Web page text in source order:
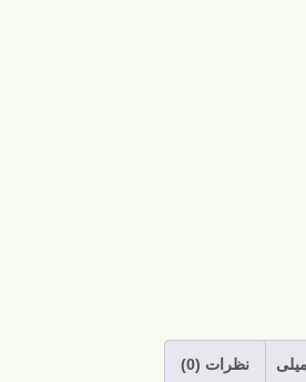
نظرات (0)